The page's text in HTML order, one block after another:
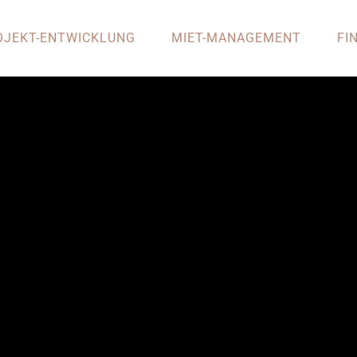
ENTWICKLUNG MIET-MANAGEMENT